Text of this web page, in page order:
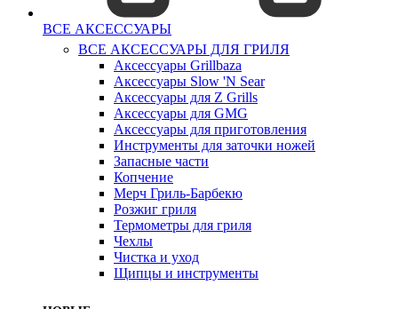
ВСЕ АКСЕССУАРЫ
ВСЕ АКСЕССУАРЫ ДЛЯ ГРИЛЯ
Аксессуары Grillbaza
Аксессуары Slow 'N Sear
Аксессуары для Z Grills
Аксессуары для GMG
Аксессуары для приготовления
Инструменты для заточки ножей
Запасные части
Копчение
Мерч Гриль-Барбекю
Розжиг гриля
Термометры для гриля
Чехлы
Чистка и уход
Щипцы и инструменты